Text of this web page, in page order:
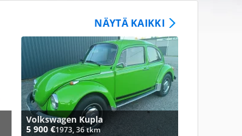
NÄYTÄ KAIKKI
Volkswagen Kupla
5 900 €1973, 36 tkm